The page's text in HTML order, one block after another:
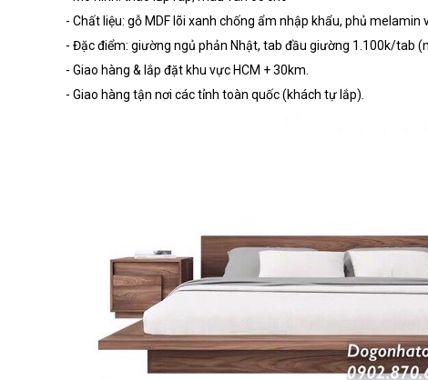
- Chất liệu: gỗ MDF lõi xanh chống ẩm nhập khẩu, phủ melamin
- Đặc điểm: giường ngủ phản Nhật, tab đầu giường 1.100k/tab
- Giao hàng & lắp đặt khu vực HCM + 30km.
- Giao hàng tận nơi các tỉnh toàn quốc (khách tự lắp).